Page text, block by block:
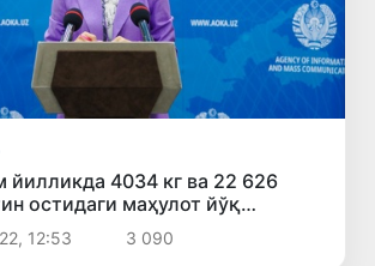
4034 кг ва 22 626
остидаги маҳулот йўқ
12:53 3 090